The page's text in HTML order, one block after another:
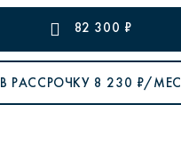
№1
82 300 ₽
В РАССРОЧКУ 8 230 ₽/МЕС